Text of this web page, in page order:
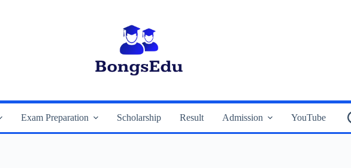
Exam Preparation Scholarship Result Admission YouTube